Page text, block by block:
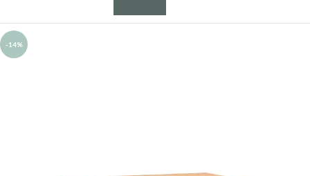
-14%